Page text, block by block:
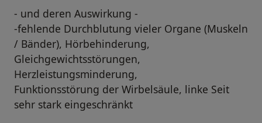
- und deren Auswirkung -
-fehlende Durchblutung vieler Organe (Muskeln
/ Bänder), Hörbehinderung,
Gleichgewichtsstörungen,
Herzleistungsminderung,
Funktionsstörung der Wirbelsäule, linke Seit
sehr stark eingeschränkt